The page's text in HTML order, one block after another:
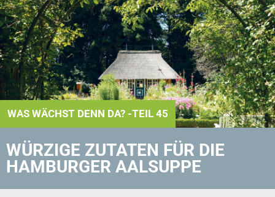
WAS WÄCHST DENN DA? -TEIL 45
WÜRZIGE ZUTATEN FÜR DIE
HAMBURGER AALSUPPE